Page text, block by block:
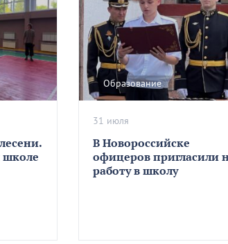
школе
Образование
В Новороссийске
офицеров пригласили
работу в школу
31 июля